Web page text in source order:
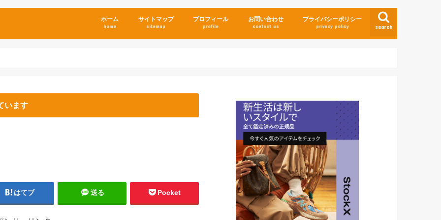
search
ホーム
home
サイトマップ
sitemap
プロフィール
profile
お問い合わせ
contact us
プライバシーポリシー
privacy policy
います
はてブ 送る Pocket